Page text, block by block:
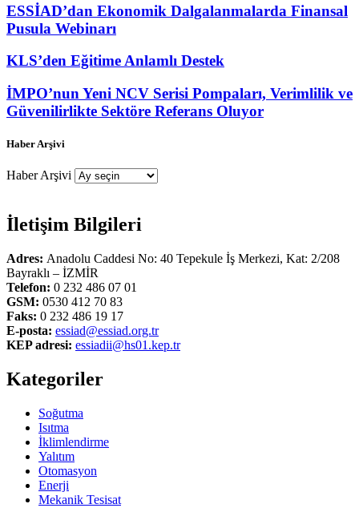
ESSİAD’dan Ekonomik Dalgalanmalarda Finansal
Pusula Webinarı
KLS’den Eğitime Anlamlı Destek
İMPO’nun Yeni NCV Serisi Pompaları, Verimlilik ve
Güvenilirlikte Sektöre Referans Oluyor
Haber Arşivi
Haber Arşivi
İletişim Bilgileri
Adres: Anadolu Caddesi No: 40 Tepekule İş Merkezi, Kat: 2/208
Bayraklı – İZMİR
Telefon: 0 232 486 07 01
GSM: 0530 412 70 83
Faks: 0 232 486 19 17
E-posta: essiad@essiad.org.tr
KEP adresi: essiadii@hs01.kep.tr
Kategoriler
Soğutma
Isıtma
İklimlendirme
Yalıtım
Otomasyon
Enerji
Mekanik Tesisat